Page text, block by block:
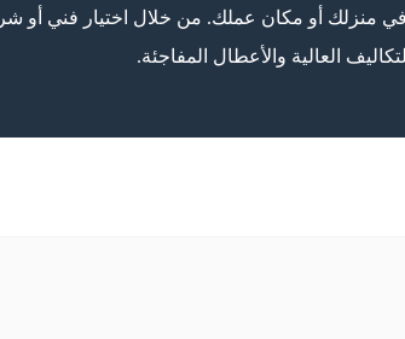
في منزلك أو مكان عملك. من خلال اختيار فني أو
العالية والأعطال المفاجئة.